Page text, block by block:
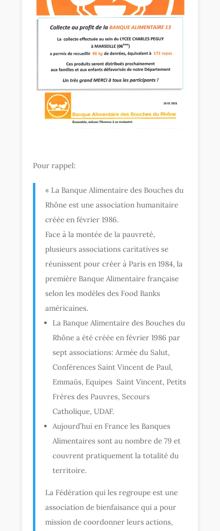
Pour rappel:
« La Banque Alimentaire des Bouches du
Rhône est une association humanitaire
créée en février 1986.
Face à la montée de la pauvreté,
plusieurs associations caritatives se
réunissent pour créer à Paris en 1984, la
première Banque Alimentaire française
selon les modèles des Food Banks
américaines.
La Banque Alimentaire des Bouches du
Rhône a été créée en février 1986 par
sept associations: Armée du Salut,
Conférences Saint Vincent de Paul,
Emmaüs, Equipes Saint Vincent, Petits
Frères des Pauvres, Secours
Catholique, UDAF.
Aujourd’hui en France les Banques
Alimentaires sont au nombre de 79 et
couvrent pratiquement la totalité du
territoire.
La Fédération qui les regroupe est une
association de bienfaisance qui a pour
mission de coordonner leurs actions,